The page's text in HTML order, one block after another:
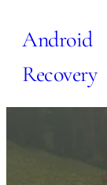
Android
Recovery